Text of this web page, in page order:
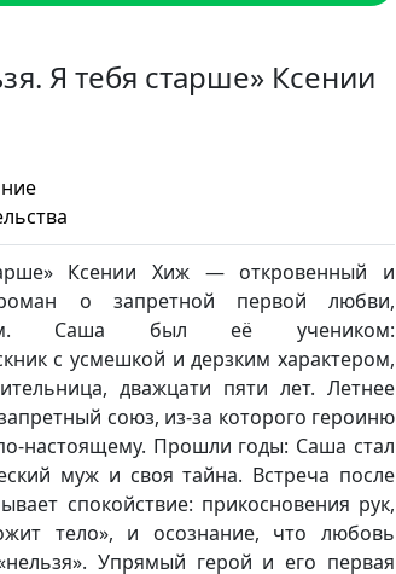
Я тебя старше» Ксении
Ксении Хиж — откровенный и
о запретной первой любви,
Саша был её учеником:
с усмешкой и дерзким характером,
дважцати пяти лет. Летнее
союз, из-за которого героиню
настоящему. Прошли годы: Саша стал
муж и своя тайна. Встреча после
спокойствие: прикосновения рук,
тело», и осознание, что любовь
Упрямый герой и его первая